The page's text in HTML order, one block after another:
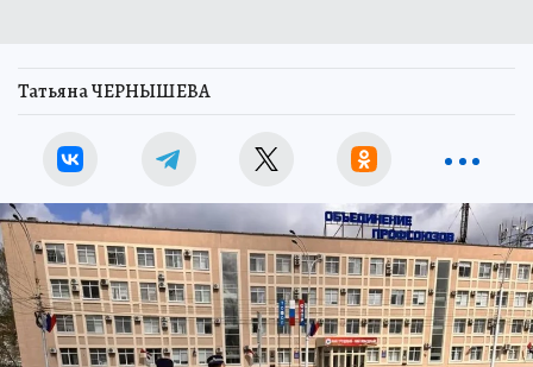
Татьяна ЧЕРНЫШЕВА